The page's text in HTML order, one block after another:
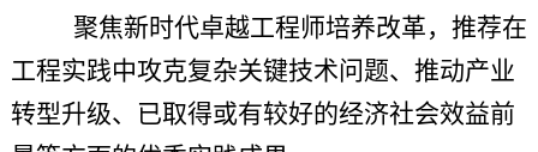
聚焦新时代卓越工程师培养改革，推荐在
工程实践中攻克复杂关键技术问题、推动产业
转型升级、已取得或有较好的经济社会效益前